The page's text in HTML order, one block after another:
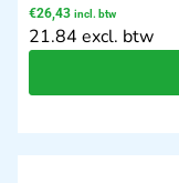
€26,43 incl. btw
21.84 excl. btw